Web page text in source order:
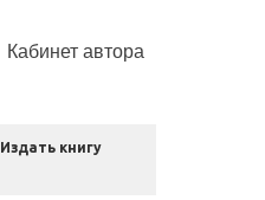
Кабинет автора
Издать книгу